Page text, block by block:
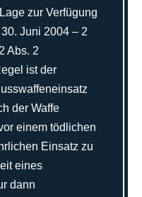
zur Verfügung
Juni 2004 – 2
Abs. 2
ist der
der Waffe
einem tödlichen
Einsatz zu
eines
dann